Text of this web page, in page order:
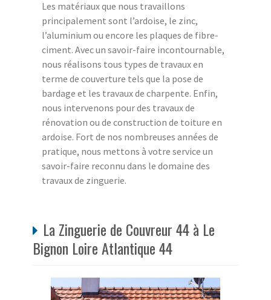
Les matériaux que nous travaillons
principalement sont l’ardoise, le zinc,
l’aluminium ou encore les plaques de fibre-
ciment. Avec un savoir-faire incontournable,
nous réalisons tous types de travaux en
terme de couverture tels que la pose de
bardage et les travaux de charpente. Enfin,
nous intervenons pour des travaux de
rénovation ou de construction de toiture en
ardoise. Fort de nos nombreuses années de
pratique, nous mettons à votre service un
savoir-faire reconnu dans le domaine des
travaux de zinguerie.
La Zinguerie de Couvreur 44 à Le
Bignon Loire Atlantique 44